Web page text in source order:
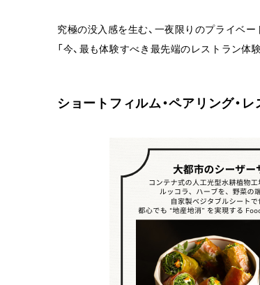
究極の没入感を生む、一夜限りのプライベ
「今、最も体験すべき最先端のレストラン体
ショートフィルム・ペアリング・